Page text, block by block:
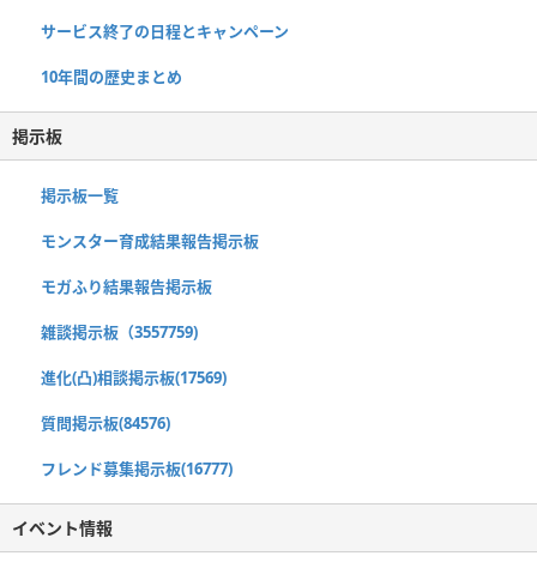
サービス終了の日程とキャンペーン
10年間の歴史まとめ
掲示板
掲示板一覧
モンスター育成結果報告掲示板
モガふり結果報告掲示板
雑談掲示板（3557759)
進化(凸)相談掲示板(17569)
質問掲示板(84576)
フレンド募集掲示板(16777)
イベント情報